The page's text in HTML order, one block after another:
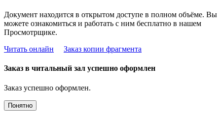
Документ находится в открытом доступе в полном объёме. Вы
можете ознакомиться и работать с ним бесплатно в нашем
Просмотрщике.
Читать онлайн
Заказ копии фрагмента
Заказ в читальный зал успешно оформлен
Заказ успешно оформлен.
Понятно